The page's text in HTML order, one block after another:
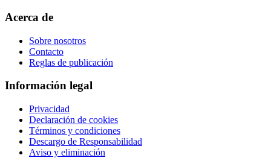
Acerca de
Sobre nosotros
Contacto
Reglas de publicación
Información legal
Privacidad
Declaración de cookies
Términos y condiciones
Descargo de Responsabilidad
Aviso y eliminación